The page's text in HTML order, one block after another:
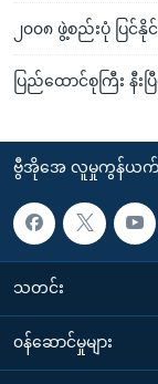
၂၀၀၈ ဖွဲ့စည်းပုံ ပြ
ပြည်ထောင်စုကြီး နီ
ဗွီအိုအေ လူမှုကွန်ယက်မ
သတင်း
၀န်ဆောင်မှုများ